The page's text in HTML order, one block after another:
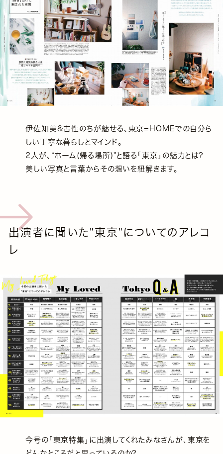
伊佐知美&古性のちが魅せる、東京=HOMEでの自分ら
しい丁寧な暮らしとマインド。
2人が、“ホーム(帰る場所)"と語る「東京」の魅力とは?
美しい写真と言葉からその想いを紐解きます。
出演者に聞いた"東京"についてのアレコ
レ
今号の「東京特集」に出演してくれたみなさんが、東京を